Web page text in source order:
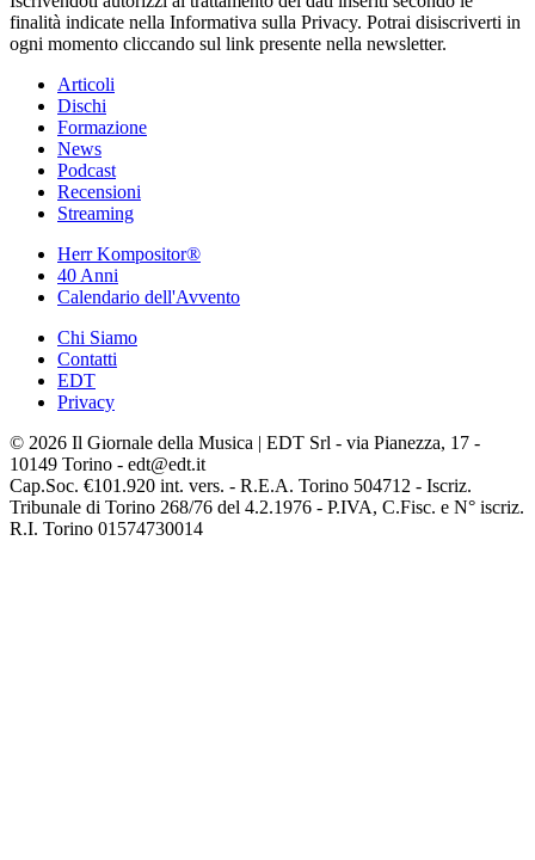
finalità indicate nella Informativa sulla Privacy. Potrai disiscriverti in
ogni momento cliccando sul link presente nella newsletter.
Articoli
Dischi
Formazione
News
Podcast
Recensioni
Streaming
Herr Kompositor®
40 Anni
Calendario dell'Avvento
Chi Siamo
Contatti
EDT
Privacy
© 2026 Il Giornale della Musica | EDT Srl - via Pianezza, 17 -
10149 Torino - edt@edt.it
Cap.Soc. €101.920 int. vers. - R.E.A. Torino 504712 - Iscriz.
Tribunale di Torino 268/76 del 4.2.1976 - P.IVA, C.Fisc. e N° iscriz.
R.I. Torino 01574730014